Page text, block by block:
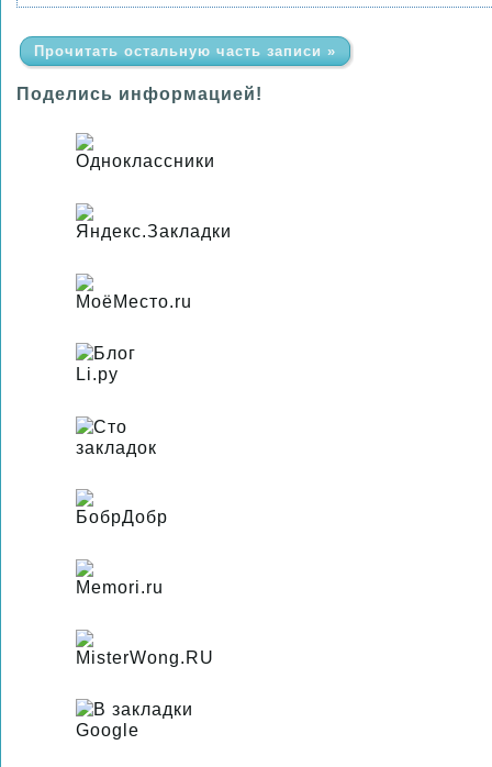
Прочитать остальную часть записи »
Поделись информацией!